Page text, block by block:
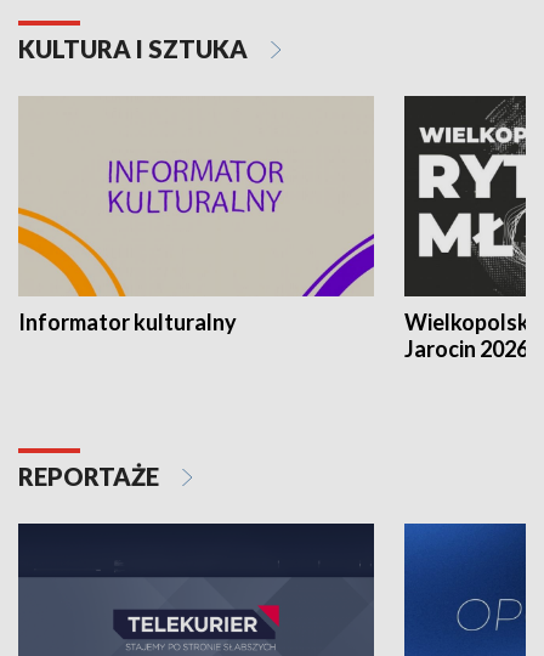
KULTURA I SZTUKA
Informator kulturalny
Jarocin 2026
REPORTAŻE